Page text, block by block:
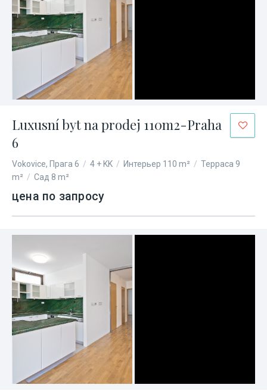
Luxusní byt na prodej 110m2-Praha
6
Vokovice, Прага 6 / 4 + KK / Интерьер 110 m² / Терраса 9
m² / Сад 8 m²
цена по запросу